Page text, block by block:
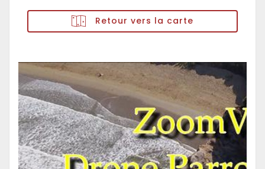
Retour vers la carte